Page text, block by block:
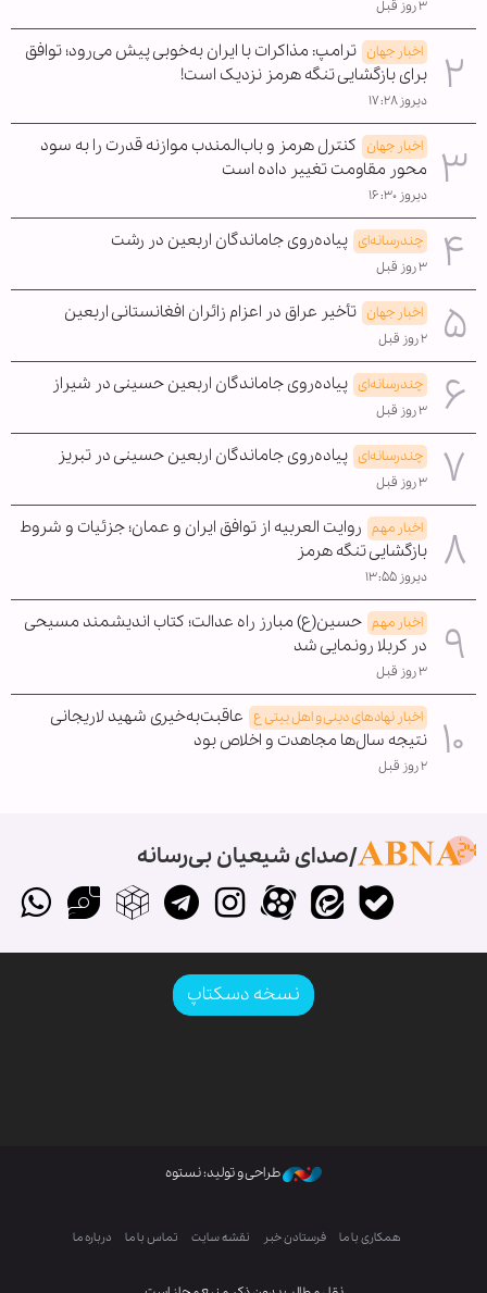
۳ روز قبل
اخبار جهان ترامپ: مذاکرات با ایران به‌خوبی پیش می‌رود؛ توافق
برای بازگشایی تنگه هرمز نزدیک است!
دیروز ۱۷:۲۸
اخبار جهان کنترل هرمز و باب‌المندب موازنه قدرت را به سود
محور مقاومت تغییر داده است
دیروز ۱۶:۳۰
چندرسانه‌ای پیاده‌روی جاماندگان اربعین در رشت
۳ روز قبل
اخبار جهان تأخیر عراق در اعزام زائران افغانستانی اربعین
۲ روز قبل
چندرسانه‌ای پیاده‌روی جاماندگان اربعین حسینی در شیراز
۳ روز قبل
چندرسانه‌ای پیاده‌روی جاماندگان اربعین حسینی در تبریز
۳ روز قبل
اخبار مهم روایت العربیه از توافق ایران و عمان؛ جزئیات و شروط
بازگشایی تنگه هرمز
دیروز ۱۳:۵۵
اخبار مهم حسین(ع) مبارز راه عدالت؛ کتاب اندیشمند مسیحی
در کربلا رونمایی شد
۳ روز قبل
اخبار نهادهای دینی و اهل بیتی ع عاقبت‌به‌خیری شهید لاریجانی
نتیجه سال‌ها مجاهدت و اخلاص بود
۲ روز قبل
صدای شیعیان بی‌رسانه
نسخه دسکتاپ
طراحی و تولید: نستوه
همکاری با ما فرستادن خبر نقشه سایت تماس با ما درباره ما